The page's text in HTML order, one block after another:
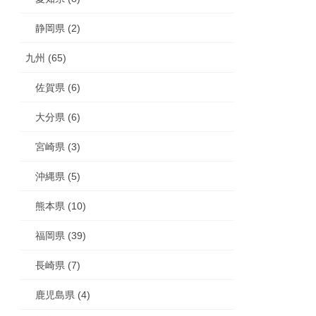
静岡県 (2)
九州 (65)
佐賀県 (6)
大分県 (6)
宮崎県 (3)
沖縄県 (5)
熊本県 (10)
福岡県 (39)
長崎県 (7)
鹿児島県 (4)